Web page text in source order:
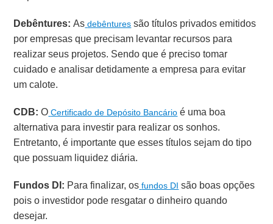
Debêntures: As debêntures são títulos privados emitidos
por empresas que precisam levantar recursos para
realizar seus projetos. Sendo que é preciso tomar
cuidado e analisar detidamente a empresa para evitar
um calote.
CDB: O Certificado de Depósito Bancário é uma boa
alternativa para investir para realizar os sonhos.
Entretanto, é importante que esses títulos sejam do tipo
que possuam liquidez diária.
Fundos DI: Para finalizar, os fundos DI são boas opções
pois o investidor pode resgatar o dinheiro quando
desejar.